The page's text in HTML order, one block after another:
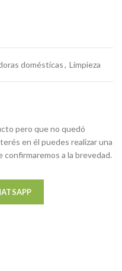
domésticas, Limpieza
pero que no quedó
en él puedes realizar una
a la brevedad.